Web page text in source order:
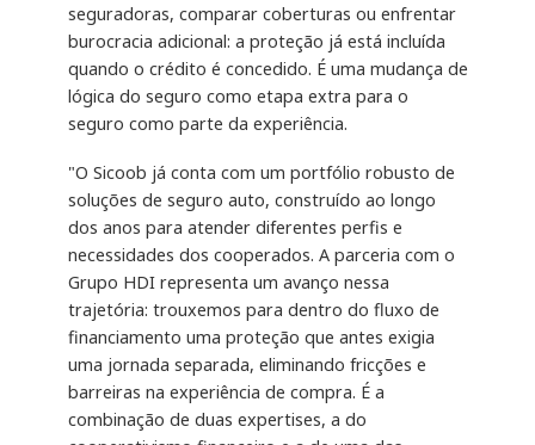
seguradoras, comparar coberturas ou enfrentar
burocracia adicional: a proteção já está incluída
quando o crédito é concedido. É uma mudança de
lógica do seguro como etapa extra para o
seguro como parte da experiência.
"O Sicoob já conta com um portfólio robusto de
soluções de seguro auto, construído ao longo
dos anos para atender diferentes perfis e
necessidades dos cooperados. A parceria com o
Grupo HDI representa um avanço nessa
trajetória: trouxemos para dentro do fluxo de
financiamento uma proteção que antes exigia
uma jornada separada, eliminando fricções e
barreiras na experiência de compra. É a
combinação de duas expertises, a do